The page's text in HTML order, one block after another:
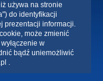
używa na stronie
do identyfikacji
prezentacji informacji.
może zmienić
w
bądź uniemożliwić
.